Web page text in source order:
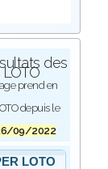
des
prend en
depuis le
09/2022
LOTO